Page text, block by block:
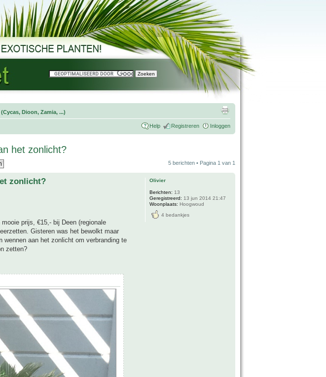
Dioon, Zamia, ...)
Help Registreren Inloggen
het zonlicht?
5 berichten • Pagina 1 van 1
zonlicht?
prijs, €15,- bij Deen (regionale
Gisteren was het bewolkt maar
aan het zonlicht om verbranding te
zetten?
Olivier
Berichten: 13
Geregistreerd: 13 jun 2014 21:47
Woonplaats: Hoogwoud
4 bedankjes